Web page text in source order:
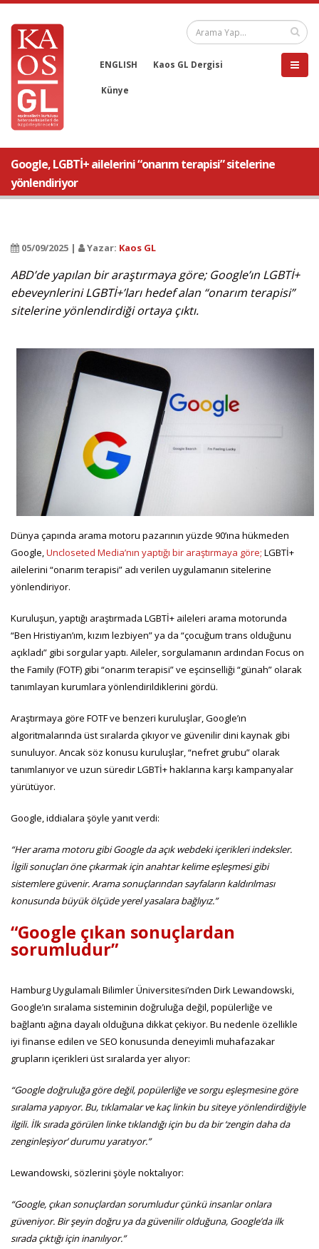
ENGLISH Kaos GL Dergisi
Künye
Google, LGBTİ+ ailelerini “onarım terapisi” sitelerine
yönlendiriyor
05/09/2025 | Yazar: Kaos GL
ABD’de yapılan bir araştırmaya göre; Google’ın LGBTİ+
ebeveynlerini LGBTİ+’ları hedef alan “onarım terapisi”
sitelerine yönlendirdiği ortaya çıktı.
Dünya çapında arama motoru pazarının yüzde 90’ına hükmeden
Google,Uncloseted Media’nın yaptığı bir araştırmaya göre; LGBTİ+
ailelerini “onarım terapisi” adı verilen uygulamanın sitelerine
yönlendiriyor.
Kuruluşun, yaptığı araştırmada LGBTİ+ aileleri arama motorunda
“Ben Hristiyan’ım, kızım lezbiyen” ya da “çocuğum trans olduğunu
açıkladı” gibi sorgular yaptı. Aileler, sorgulamanın ardından Focus on
the Family (FOTF) gibi “onarım terapisi” ve eşcinselliği “günah” olarak
tanımlayan kurumlara yönlendirildiklerini gördü.
Araştırmaya göre FOTF ve benzeri kuruluşlar, Google’ın
algoritmalarında üst sıralarda çıkıyor ve güvenilir dini kaynak gibi
sunuluyor. Ancak söz konusu kuruluşlar, “nefret grubu” olarak
tanımlanıyor ve uzun süredir LGBTİ+ haklarına karşı kampanyalar
yürütüyor.
Google, iddialara şöyle yanıt verdi:
“Her arama motoru gibi Google da açık webdeki içerikleri indeksler.
İlgili sonuçları öne çıkarmak için anahtar kelime eşleşmesi gibi
sistemlere güvenir. Arama sonuçlarından sayfaların kaldırılması
konusunda büyük ölçüde yerel yasalara bağlıyız.”
“Google çıkan sonuçlardan
sorumludur”
Hamburg Uygulamalı Bilimler Üniversitesi’nden Dirk Lewandowski,
Google’ın sıralama sisteminin doğruluğa değil, popülerliğe ve
bağlantı ağına dayalı olduğuna dikkat çekiyor. Bu nedenle özellikle
iyi finanse edilen ve SEO konusunda deneyimli muhafazakar
grupların içerikleri üst sıralarda yer alıyor:
“Google doğruluğa göre değil, popülerliğe ve sorgu eşleşmesine göre
sıralama yapıyor. Bu, tıklamalar ve kaç linkin bu siteye yönlendirdiğiyle
ilgili. İlk sırada görülen linke tıklandığı için bu da bir ‘zengin daha da
zenginleşiyor’ durumu yaratıyor.”
Lewandowski, sözlerini şöyle noktalıyor:
“Google, çıkan sonuçlardan sorumludur çünkü insanlar onlara
güveniyor. Bir şeyin doğru ya da güvenilir olduğuna, Google’da ilk
sırada çıktığı için inanılıyor.”